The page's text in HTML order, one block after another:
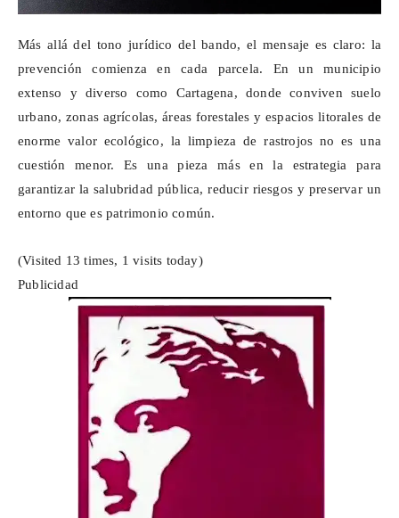
Más allá del tono jurídico del bando, el mensaje es claro: la
prevención comienza en cada parcela. En un municipio
extenso y diverso como Cartagena, donde conviven suelo
urbano, zonas agrícolas, áreas forestales y espacios litorales de
enorme valor ecológico, la limpieza de rastrojos no es una
cuestión menor. Es una pieza más en la estrategia para
garantizar la salubridad pública, reducir riesgos y preservar un
entorno que es patrimonio común.
(Visited 13 times, 1 visits today)
Publicidad